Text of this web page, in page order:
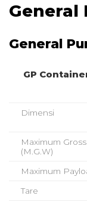
General
General
GP
Dimensi
Maximum
(M.G.W)
Maximum
Tare